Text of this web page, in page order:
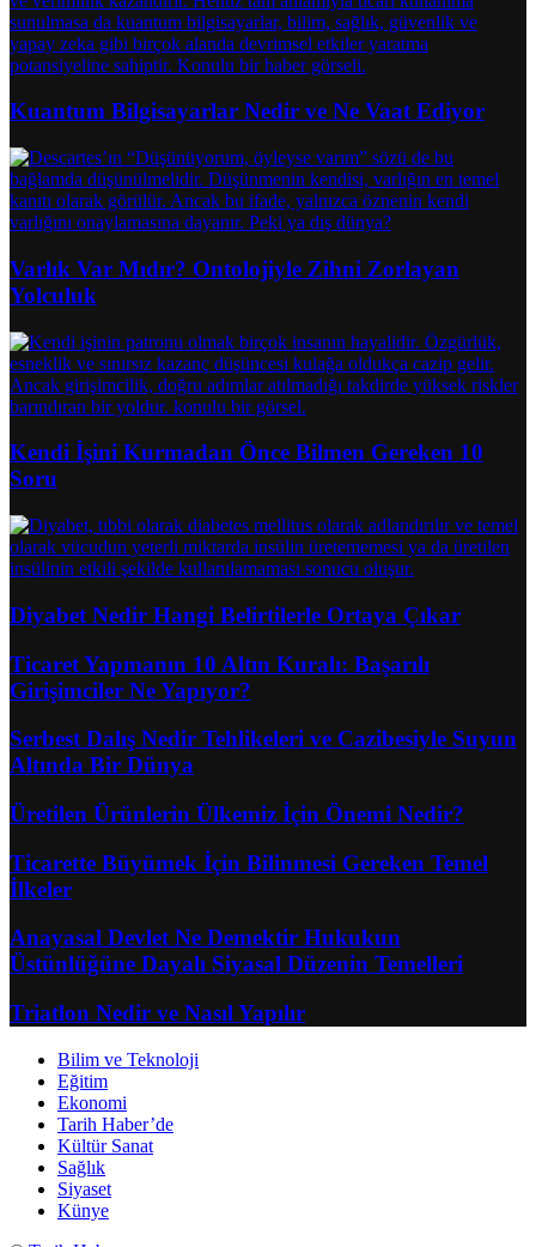
Kuantum Bilgisayarlar Nedir ve Ne Vaat Ediyor
Varlık Var Mıdır? Ontolojiyle Zihni Zorlayan
Yolculuk
Kendi İşini Kurmadan Önce Bilmen Gereken 10
Soru
Diyabet Nedir Hangi Belirtilerle Ortaya Çıkar
Ticaret Yapmanın 10 Altın Kuralı: Başarılı
Girişimciler Ne Yapıyor?
Serbest Dalış Nedir Tehlikeleri ve Cazibesiyle Suyun
Altında Bir Dünya
Üretilen Ürünlerin Ülkemiz İçin Önemi Nedir?
Ticarette Büyümek İçin Bilinmesi Gereken Temel
İlkeler
Anayasal Devlet Ne Demektir Hukukun
Üstünlüğüne Dayalı Siyasal Düzenin Temelleri
Triatlon Nedir ve Nasıl Yapılır
Bilim ve Teknoloji
Eğitim
Ekonomi
Tarih Haber’de
Kültür Sanat
Sağlık
Siyaset
Künye